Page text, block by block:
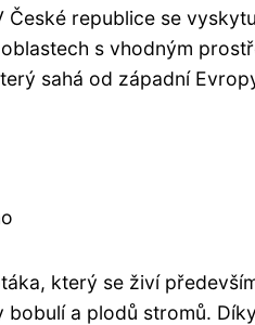
České republice se
s vhodným
sahá od západní
který se živí
bobulí a plodů stromů.